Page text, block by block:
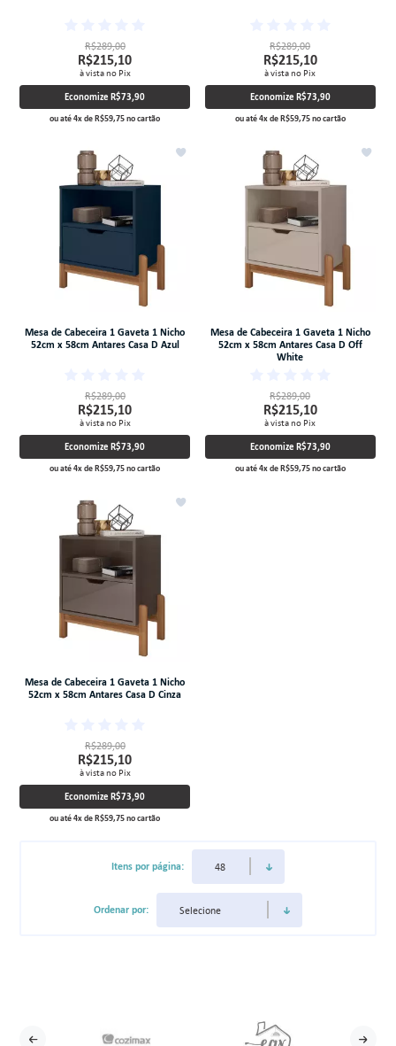
R$289,00
R$215,10
à vista no Pix
EconomizeR$73,90
ou até4xdeR$59,75no cartão
R$289,00
R$215,10
à vista no Pix
Economize R$73,90
ou até4xdeR$59,75no cartão
Mesa de Cabeceira 1 Gaveta 1 Nicho
52cm x 58cm Antares Casa D Azul
R$289,00
R$215,10
à vista no Pix
EconomizeR$73,90
ou até4xdeR$59,75no cartão
Mesa de Cabeceira 1 Gaveta 1 Nicho
52cm x 58cm Antares Casa D Off
White
R$289,00
R$215,10
à vista no Pix
Economize R$73,90
ou até4xdeR$59,75no cartão
Mesa de Cabeceira 1 Gaveta 1 Nicho
52cm x 58cm Antares Casa D Cinza
R$289,00
R$215,10
à vista no Pix
EconomizeR$73,90
ou até4xdeR$59,75no cartão
Itens por página:
Ordenar por: